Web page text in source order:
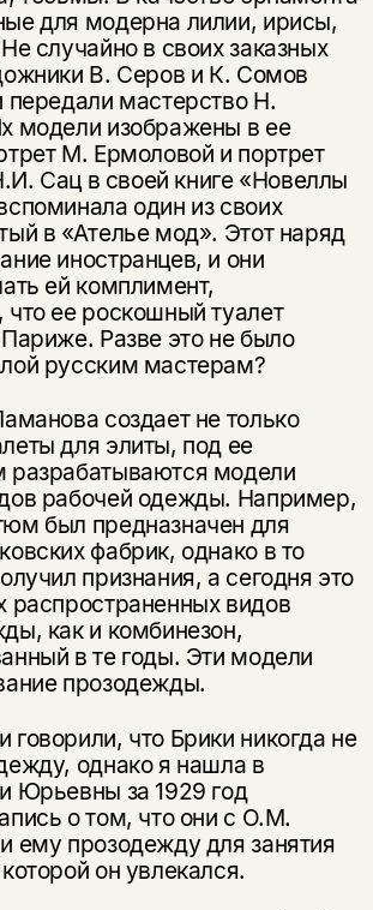
для модерна лилии, ирисы,
случайно в своих заказных
В. Серов и К. Сомов
передали мастерство Н.
модели изображены в ее
М. Ермоловой и портрет
Сац в своей книге «Новеллы
один из своих
в «Ателье мод». Этот наряд
иностранцев, и они
ей комплимент,
ее роскошный туалет
Разве это не было
русским мастерам?
создает не только
для элиты, под ее
разрабатываются модели
рабочей одежды. Например,
был предназначен для
фабрик, однако в то
признания, а сегодня это
распространенных видов
как и комбинезон,
в те годы. Эти модели
прозодежды.
говорили, что Брики никогда не
однако я нашла в
Юрьевны за 1929 год
о том, что они с О.М.
ему прозодежду для занятия
он увлекался.